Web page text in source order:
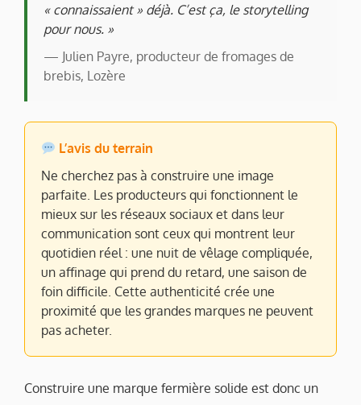
« connaissaient » déjà. C’est ça, le storytelling
pour nous. »
— Julien Payre, producteur de fromages de
brebis, Lozère
L’avis du terrain
Ne cherchez pas à construire une image
parfaite. Les producteurs qui fonctionnent le
mieux sur les réseaux sociaux et dans leur
communication sont ceux qui montrent leur
quotidien réel : une nuit de vêlage compliquée,
un affinage qui prend du retard, une saison de
foin difficile. Cette authenticité crée une
proximité que les grandes marques ne peuvent
pas acheter.
Construire une marque fermière solide est donc un